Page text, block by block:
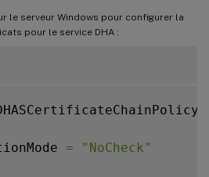
le serveur Windows pour configurer la
pour le service DHA :
= "NoCheck"